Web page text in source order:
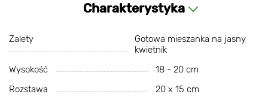
Charakterystyka
Zalety
Gotowa mieszanka na jasny
kwietnik
Wysokość
18 - 20 cm
Rozstawa
20 х 15 cm